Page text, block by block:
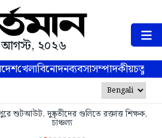
২০২৬
খেলাবিনোদনব্যবসাসম্পাদকীয়
শুটআউট, দুষ্কৃতীদের গুলিতে রক্তাত্ত শিক্ষক,
চাঞ্চল্য